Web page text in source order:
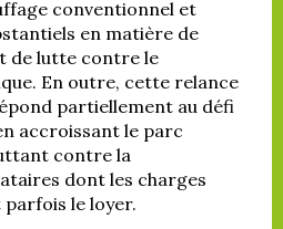
conventionnel et
en matière de
de lutte contre le
En outre, cette relance
partiellement au défi
accroissant le parc
contre la
dont les charges
parfois le loyer.